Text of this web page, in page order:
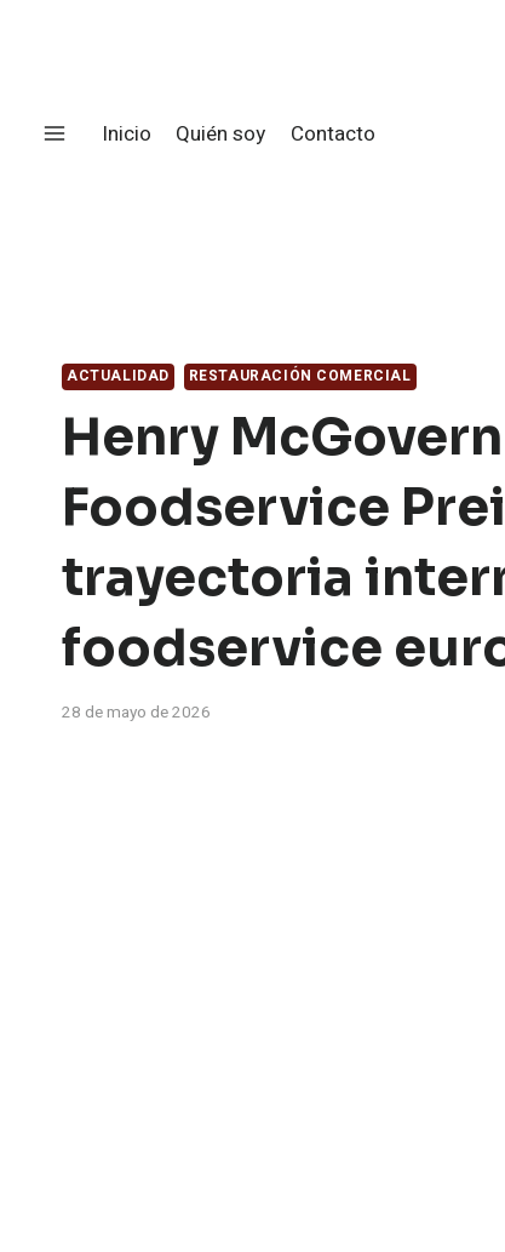
Inicio
Quién soy Contacto
ACTUALIDAD RESTAURACIÓN COMERCIAL
Henry
Foodservice
trayectoria
foodservice
28 de mayo de 2026